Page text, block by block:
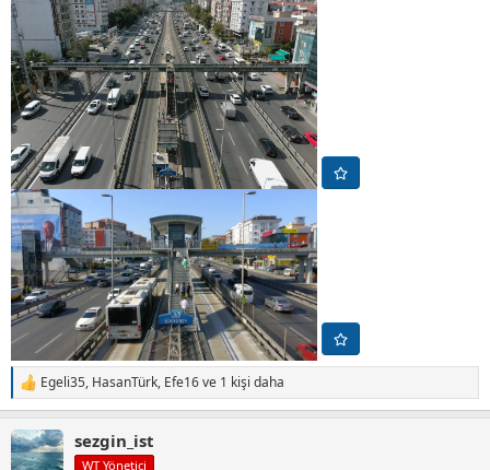
T
e
k
i
Egeli35, HasanTürk, Efe16ve 1 kişi daha
sezgin_ist
WT Yönetici